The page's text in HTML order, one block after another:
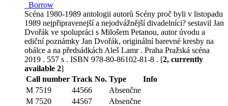
Borrow
Scéna 1980-1989 antologii autorů Scény proč byli v listopadu
1989 nejpřipravenejší a nejodvážnější divadelníci? sestavil Jan
Dvořák ve spolupráci s Milošem Petanou, autor úvodu a
ediční poznámky Jan Dvořák, originální barevné kresby na
obálce a na předsádkách Aleš Lamr . Praha Pražská scéna
2019 . 557 s . ISBN 978-80-86102-81-8 . [2, currently
available 2]
Call number Track No. Type
Info
M 7519
44566
Absenčne
M 7520
44567
Absenčne